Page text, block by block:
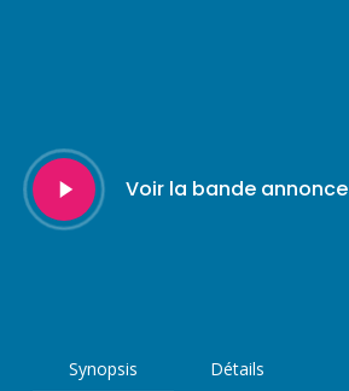
Play
Video
Voir la bande annonce
Synopsis Détails